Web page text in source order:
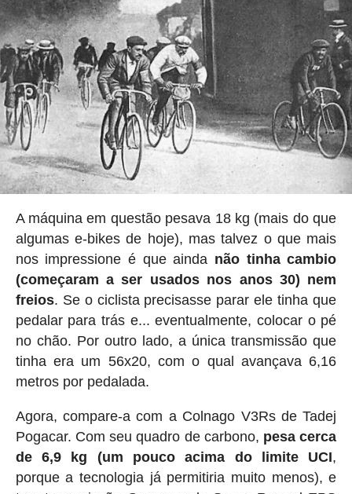
A máquina em questão pesava 18 kg (mais do que
algumas e-bikes de hoje), mas talvez o que mais
nos impressione é que ainda não tinha cambio
(começaram a ser usados nos anos 30) nem
freios. Se o ciclista precisasse parar ele tinha que
pedalar para trás e... eventualmente, colocar o pé
no chão. Por outro lado, a única transmissão que
tinha era um 56x20, com o qual avançava 6,16
metros por pedalada.
Agora, compare-a com a Colnago V3Rs de Tadej
Pogacar. Com seu quadro de carbono, pesa cerca
de 6,9 ​​kg (um pouco acima do limite UCI,
porque a tecnologia já permitiria muito menos), e